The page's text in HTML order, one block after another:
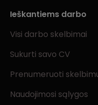
Ieškantiems darbo
Visi darbo skelbimai
Sukurti savo CV
Prenumeruoti
Naudojimosi sąlygos